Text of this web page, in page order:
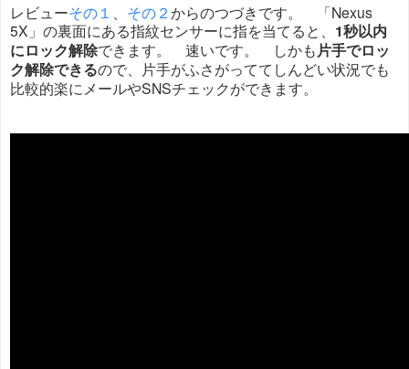
レビューその１ その２からのつづきです。 「Nexus
5X」の裏面にある指紋センサーに指を当てると、 1秒以内
にロック解除できます。 速いです。 しかも片手でロッ
ク解除できるので、片手がふさがっててしんどい状況でも
比較的楽にメールやSNSチェックができます。